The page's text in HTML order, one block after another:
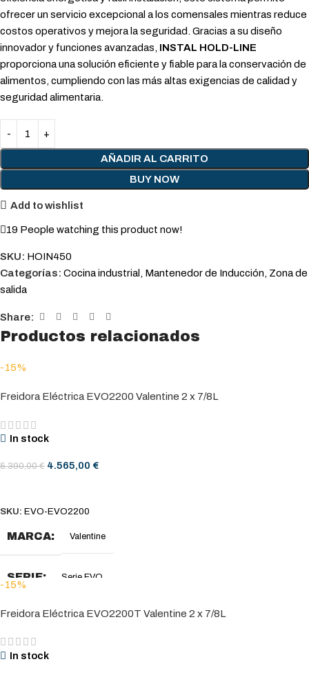
ofrecer un servicio excepcional a los comensales mientras reduce
costos operativos y mejora la seguridad. Gracias a su diseño
innovador y funciones avanzadas, INSTAL HOLD-LINE
proporciona una solución eficiente y fiable para la conservación de
alimentos, cumpliendo con las más altas exigencias de calidad y
seguridad alimentaria.
AÑADIR AL CARRITO
BUY NOW
Add to wishlist
19 People watching this product now!
SKU: HOIN450
Categorías: Cocina industrial , Mantenedor de Inducción, Zona de
salida
Share:
Productos relacionados
-15%
Freidora Eléctrica EVO2200 Valentine 2 x 7/8L
In stock
5.390,00€ 4.565,00 €
SKU: EVO-EVO2200
MARCA Valentine
SERIE Serie EVO
DIMENSIONES (MM) 400 x 600 x 850-900
DIMENSIONES CESTA (MM)
-15%
Freidora Eléctrica EVO2200T Valentine 2 x 7/8L
In stock